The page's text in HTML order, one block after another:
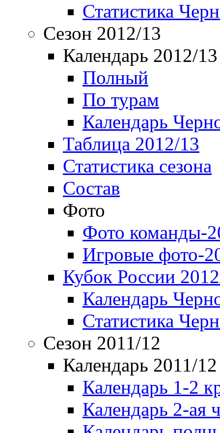
Статистика
Сезон 2012/13
Календарь 2012/13
Полный
По турам
Календарь
Таблица 2012/13
Статистика сезона
Состав
Фото
Фото команды-
Игровые фото-
Кубок России
Календарь
Статистика
Сезон 2011/12
Календарь 2011/12
Календарь 1-2
Календарь 2-ая